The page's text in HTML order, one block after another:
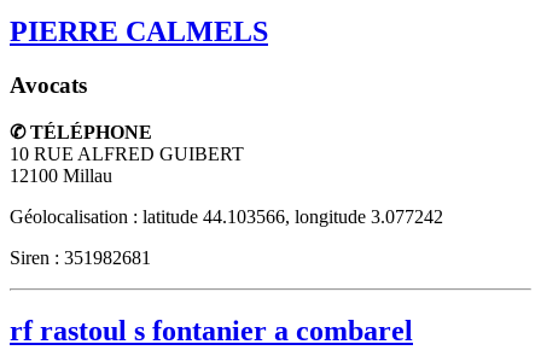
PIERRE CALMELS
Avocats
✆ TÉLÉPHONE
10 RUE ALFRED GUIBERT
12100 Millau
Géolocalisation : latitude 44.103566, longitude 3.077242
Siren : 351982681
rf rastoul s fontanier a combarel